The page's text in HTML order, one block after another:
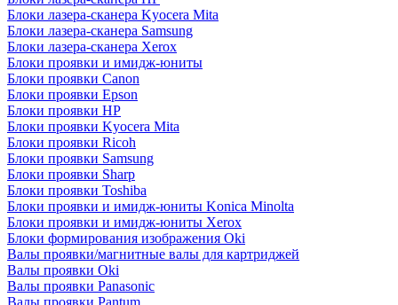
Блоки лазера-сканера Kyocera Mita
Блоки лазера-сканера Samsung
Блоки лазера-сканера Xerox
Блоки проявки и имидж-юниты
Блоки проявки Canon
Блоки проявки Epson
Блоки проявки HP
Блоки проявки Kyocera Mita
Блоки проявки Ricoh
Блоки проявки Samsung
Блоки проявки Sharp
Блоки проявки Toshiba
Блоки проявки и имидж-юниты Konica Minolta
Блоки проявки и имидж-юниты Xerox
Блоки формирования изображения Oki
Валы проявки/магнитные валы для картриджей
Валы проявки Oki
Валы проявки Panasonic
Валы проявки Pantum